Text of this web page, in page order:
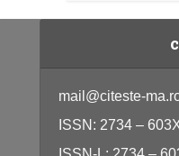
mail@citeste-
ISSN: 2734 –